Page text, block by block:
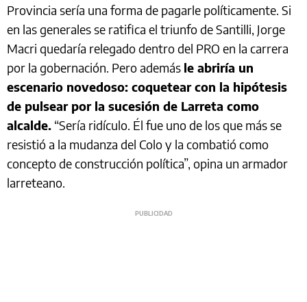
Provincia sería una forma de pagarle políticamente. Si
en las generales se ratifica el triunfo de Santilli, Jorge
Macri quedaría relegado dentro del PRO en la carrera
por la gobernación. Pero además le abriría un
escenario novedoso: coquetear con la hipótesis
de pulsear por la sucesión de Larreta como
alcalde. “Sería ridículo. Él fue uno de los que más se
resistió a la mudanza del Colo y la combatió como
concepto de construcción política”, opina un armador
larreteano.